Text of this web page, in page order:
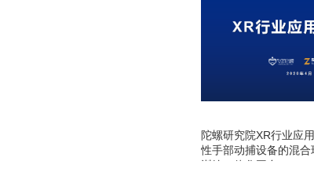
陀螺研究院XR行业应
性手部动捕设备的混
训练一体化平台